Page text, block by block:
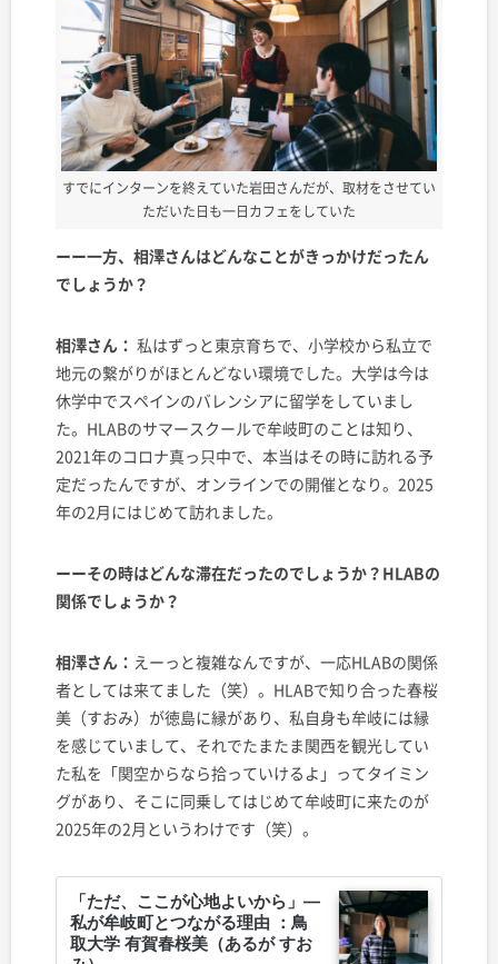
すでにインターンを終えていた岩田さんだが、取材をさせてい
ただいた日も一日カフェをしていた
ーー一方、相澤さんはどんなことがきっかけだったん
でしょうか？
相澤さん： 私はずっと東京育ちで、小学校から私立で
地元の繋がりがほとんどない環境でした。大学は今は
休学中でスペインのバレンシアに留学をしていまし
た。HLABのサマースクールで牟岐町のことは知り、
2021年のコロナ真っ只中で、本当はその時に訪れる予
定だったんですが、オンラインでの開催となり。2025
年の2月にはじめて訪れました。
ーーその時はどんな滞在だったのでしょうか？HLABの
関係でしょうか？
相澤さん： えーっと複雑なんですが、一応HLABの関係
者としては来てました（笑）。HLABで知り合った春桜
美（すおみ）が徳島に縁があり、私自身も牟岐には縁
を感じていまして、それでたまたま関西を観光してい
た私を「関空からなら拾っていけるよ」ってタイミン
グがあり、そこに同乗してはじめて牟岐町に来たのが
2025年の2月というわけです（笑）。